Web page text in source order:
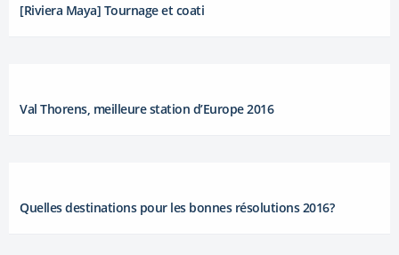
[Riviera Maya] Tournage et coati
Val Thorens, meilleure station d’Europe 2016
Quelles destinations pour les bonnes résolutions 2016?